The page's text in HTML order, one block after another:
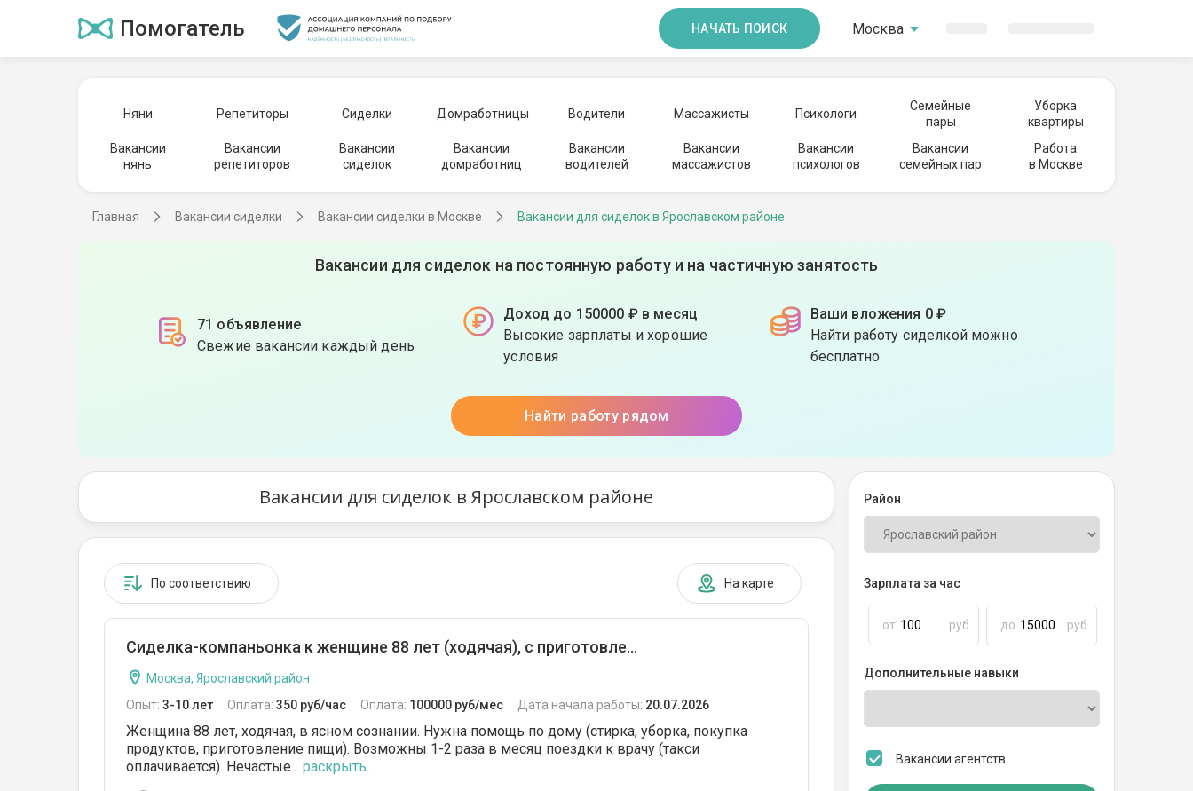
Помогатель НАЧАТЬ ПОИСК Москва
Няни Репетиторы Сиделки Домработницы Водители Массажисты Психологи
Семейные
пары
Уборка
квартиры
Вакансии
нянь
Вакансии
репетиторов
Вакансии
сиделок
Вакансии
домработниц
Вакансии
водителей
Вакансии
массажистов
Вакансии
психологов
Вакансии
семейных пар
Работа
в Москве
Главная Вакансии сиделки Вакансии сиделки в Москве Вакансии для сиделок в Ярославском районе
Вакансии для сиделок на постоянную работу и на частичную занятость
71 объявление
Свежие вакансии каждый день
Доход до 150000 ₽ в месяц
Высокие зарплаты и хорошие
условия
Ваши вложения 0 ₽
Найти работу сиделкой можно
бесплатно
Найти работу рядом
Вакансии для сиделок в Ярославском районе
По соответствию На карте
Сиделка-компаньонка к женщине 88 лет (ходячая), с приготовле...
Москва, Ярославский район
Опыт: 3-10 лет Оплата: 350 руб/час Оплата: 100000 руб/мес Дата начала работы: 20.07.2026
Женщина 88 лет, ходячая, в ясном сознании. Нужна помощь по дому (стирка, уборка, покупка
продуктов, приготовление пищи). Возможны 1-2 раза в месяц поездки к врачу (такси
оплачивается). Нечастые... раскрыть...
Район
Зарплата за час
от руб до руб
Дополнительные навыки
Вакансии агентств